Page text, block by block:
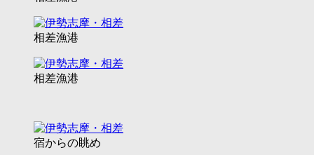
相差漁港
相差漁港
宿からの眺め